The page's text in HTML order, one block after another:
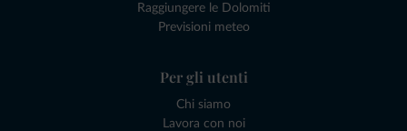
Raggiungere le Dolomiti
Previsioni meteo
Per gli utenti
Chi siamo
Lavora con noi